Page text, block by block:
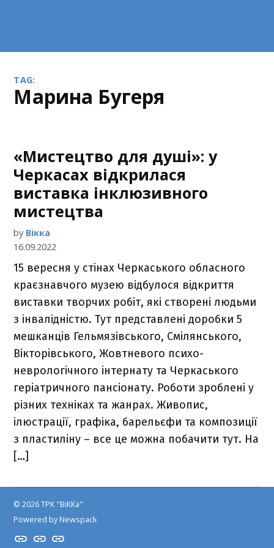
TAG:
Марина Бугеря
«Мистецтво для душі»: у
Черкасах відкрилася
виставка інклюзивного
мистецтва
by Вікка
16.09.2022
15 вересня у стінах Черкаського обласного
краєзнавчого музею відбулося відкриття
виставки творчих робіт, які створені людьми
з інвалідністю. Тут представлені доробки 5
мешканців Гельмязівського, Смілянського,
Вікторівського, Жовтневого психо-
неврологічного інтернату та Черкаського
геріатричного пансіонату. Роботи зроблені у
різних техніках та жанрах. Живопис,
ілюстрації, графіка, барельєфи та композиції
з пластиліну – все це можна побачити тут. На
[…]
© 2026 ТРК "ВіККа"
Powered by Newspack
Insta
YouTube
FB